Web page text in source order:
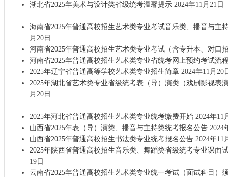
湖北省2025年美术与设计类省级统考温馨提示2024年11月21日
海南省2025年普通高校招生艺术类专业考试音乐类、播音与主
月20日
河南省2025年普通高校招生艺术类专业考试（含专升本、对口
河南省2025年普通高校招生艺术类专业省统考网上预约考试流
2025年辽宁省普通高等学校艺术类专业招生简章2024年11月20
2025年湖北省艺术类专业省级统考表（导）演类（戏剧影视表
月20日
2025年河北省普通高校招生艺术类专业统考缴费开始2024年11
山西省2025年表（导）演类、播音与主持类统考报名公告2024
山西省2025年普通高校招生书法类专业统考报名公告2024年11
2025年陕西省普通高校招生音乐类、舞蹈类省级统考专业课面
19日
云南省2025年普通高校招生艺术类专业统一考试（面试科目）